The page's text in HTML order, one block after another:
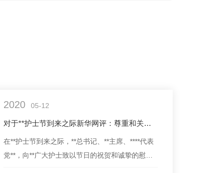
2020 05-12
对于**护士节到来之际新华网评：尊重和关爱是zui好的礼物！
在**护士节到来之际，**总书记、**主席、****代表
党**，向**广大护士致以节日的祝贺和诚挚的慰